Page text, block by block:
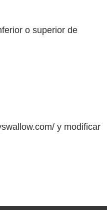
o superior de
y modificar